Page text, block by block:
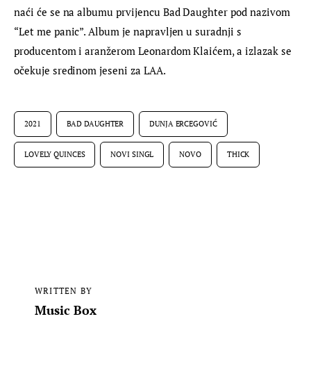
naći će se na albumu prvijencu Bad Daughter pod nazivom
“Let me panic”. Album je napravljen u suradnji s
producentom i aranžerom Leonardom Klaićem, a izlazak se
očekuje sredinom jeseni za LAA.
2021 BAD DAUGHTER DUNJA ERCEGOVIĆ
LOVELY QUINCES NOVI SINGL NOVO THICK
WRITTEN BY
Music Box